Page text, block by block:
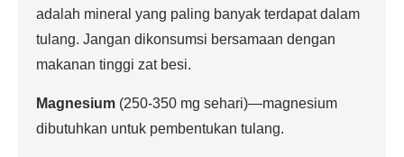
adalah mineral yang paling banyak terdapat dalam
tulang. Jangan dikonsumsi bersamaan dengan
makanan tinggi zat besi.
Magnesium (250-350 mg sehari)—magnesium
dibutuhkan untuk pembentukan tulang.